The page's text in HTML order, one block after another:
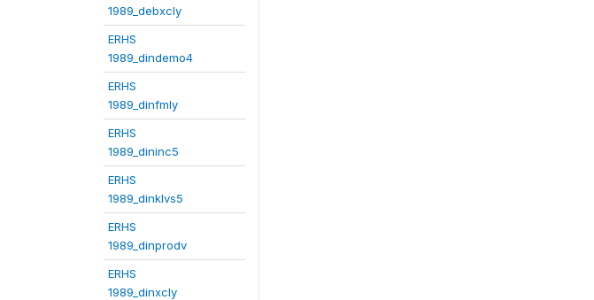
1989_debxcly
ERHS
1989_dindemo4
ERHS
1989_dinfmly
ERHS
1989_dininc5
ERHS
1989_dinklvs5
ERHS
1989_dinprodv
ERHS
1989_dinxcly